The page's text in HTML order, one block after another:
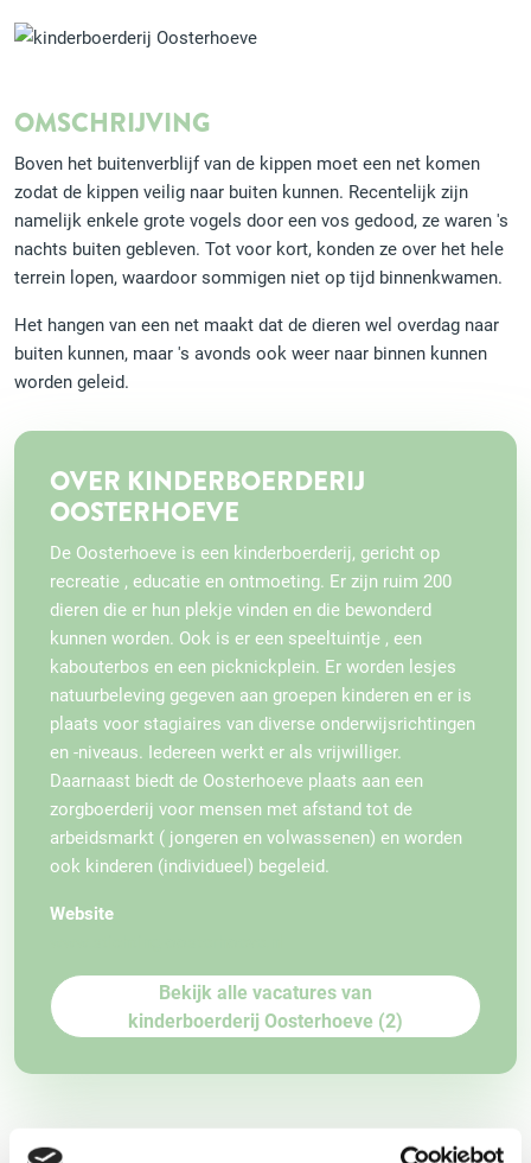
OMSCHRIJVING
Boven het buitenverblijf van de kippen moet een net komen
zodat de kippen veilig naar buiten kunnen. Recentelijk zijn
namelijk enkele grote vogels door een vos gedood, ze waren 's
nachts buiten gebleven. Tot voor kort, konden ze over het hele
terrein lopen, waardoor sommigen niet op tijd binnenkwamen.
Het hangen van een net maakt dat de dieren wel overdag naar
buiten kunnen, maar 's avonds ook weer naar binnen kunnen
worden geleid.
OVER KINDERBOERDERIJ
OOSTERHOEVE
De Oosterhoeve is een kinderboerderij, gericht op
recreatie , educatie en ontmoeting. Er zijn ruim 200
dieren die er hun plekje vinden en die bewonderd
kunnen worden. Ook is er een speeltuintje , een
kabouterbos en een picknickplein. Er worden lesjes
natuurbeleving gegeven aan groepen kinderen en er is
plaats voor stagiaires van diverse onderwijsrichtingen
en -niveaus. Iedereen werkt er als vrijwilliger.
Daarnaast biedt de Oosterhoeve plaats aan een
zorgboerderij voor mensen met afstand tot de
arbeidsmarkt ( jongeren en volwassenen) en worden
ook kinderen (individueel) begeleid.
Website
Bekijk alle vacatures van
kinderboerderij Oosterhoeve (2)